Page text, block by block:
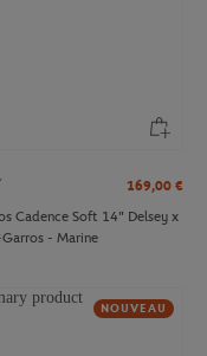
169,00 €
Cadence Soft 14" Delsey x
- Marine
NOUVEAU